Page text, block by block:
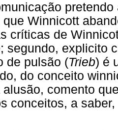
que Winnicott
críticas de
segundo, explicito
de pulsão (Trieb) é
do conceito
alusão, comento
conceitos, a